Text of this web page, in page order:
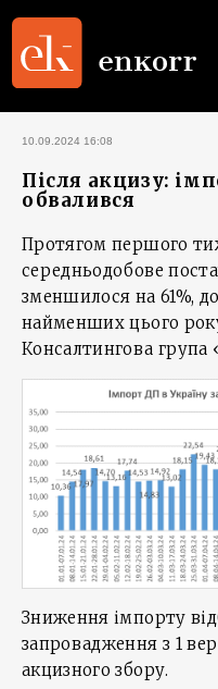
10.09.2024 16:08
Після акцизу:
обвалився
Протягом першого
середньодобове
зменшилося на 61%, до
найменших цього
Консалтингова група
Зниження імпорту
запровадження з 1
акцизного збору.